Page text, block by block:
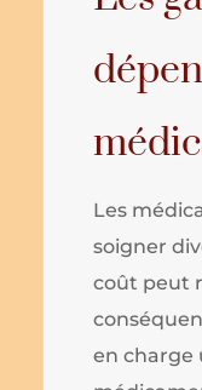
Les
soigner
coût peut
en charge